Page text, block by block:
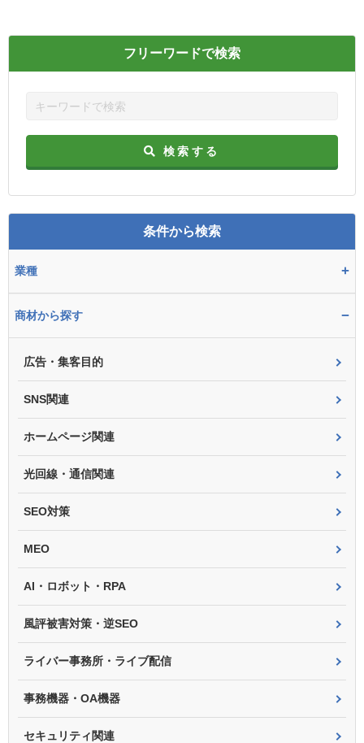
フリーワードで検索
検索する
条件から検索
業種 +
商材から探す −
広告・集客目的
SNS関連
ホームページ関連
光回線・通信関連
SEO対策
MEO
AI・ロボット・RPA
風評被害対策・逆SEO
ライバー事務所・ライブ配信
事務機器・OA機器
セキュリティ関連